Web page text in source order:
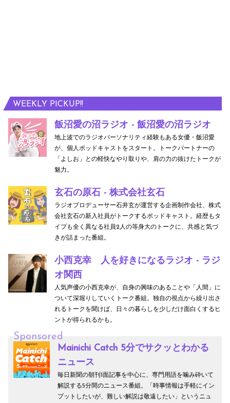
WEEKLY PICKUP!!
飯沼愛の沼ラジオ - 飯沼愛の沼ラジオ
地上波でのラジオパーソナリティ経験もある女優・飯沼愛
が、個人ポッドキャストをスタート。トークパートナーの
「よしお」との軽快なやり取りや、肩の力の抜けたトークが
魅力。
玄石の原石 - 株式会社玄石
ラジオプロデューサー石井玄が運営する企画制作会社、株式
会社玄石の新入社員がトークするポッドキャスト。経歴もタ
イプも全く異なる社員2人の等身大のトークに、共感と気づ
きが詰まった番組。
小西克幸 人を好きになるラジオ - ラジ
オ関西
人気声優の小西克幸が、自身の興味のあることや「人間」に
ついて深堀りしていくトーク番組。独自の視点から繰り出さ
れるトークを聞けば、日々の暮らしを少しだけ面白くするヒ
ントが得られるかも。
Sponsored
Mainichi Catch 5分でサクッとわかる
ニュース
毎日新聞の朝刊1面記事を中心に、専門用語を噛み砕いて
解説する5分間のニュース番組。「時事情報は手軽にイン
プットしたいが、難しい解説は敬遠したい」というニュ